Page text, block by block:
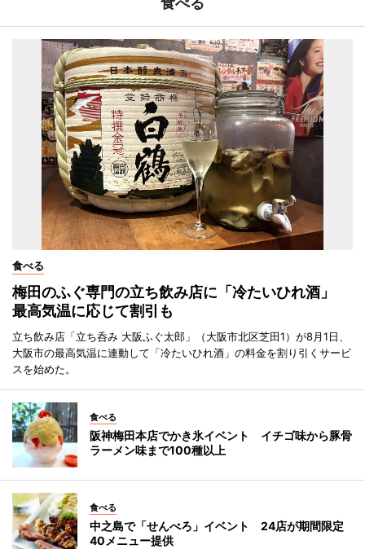
食べる
梅田のふぐ専門の立ち飲み店に「冷たいひれ酒」
最高気温に応じて割引も
立ち飲み店「立ち呑み 大阪ふぐ太郎」（大阪市北区芝田1）が8月1日、
大阪市の最高気温に連動して「冷たいひれ酒」の料金を割り引くサービ
スを始めた。
食べる
阪神梅田本店でかき氷イベント イチゴ味から豚骨
ラーメン味まで100種以上
食べる
中之島で「せんべろ」イベント 24店が期間限定
40メニュー提供